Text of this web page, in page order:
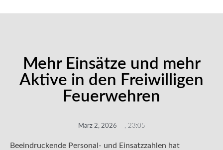
Mehr Einsätze und mehr
Aktive in den Freiwilligen
Feuerwehren
März 2, 2026 23:05
Beeindruckende Personal- und Einsatzzahlen hat